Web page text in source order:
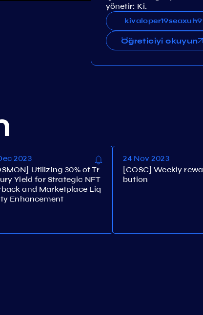
yönetir: Ki.
Öğreticiyi okuyun
2023
Utilizing 30% of Tr
Yield for Strategic NFT
and Marketplace Liq
Enhancement
24 Nov 2023
[COSC] Weekly
bution